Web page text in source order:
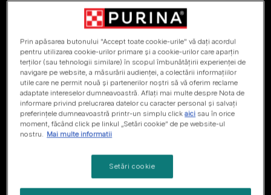
Prin apăsarea butonului "Accept toate cookie-urile" vă dați acordul
pentru utilizarea cookie-urilor primare și a cookie-urilor care aparțin
terților (sau tehnologii similare) în scopul îmbunătățirii experienței de
navigare pe website, a măsurării audienței, a colectării informațiilor
utile care ne permit nouă și partenerilor noștri să vă oferim reclame
adaptate intereselor dumneavoastră. Aflați mai multe despre Nota de
informare privind prelucrarea datelor cu caracter personal și salvați
preferințele dumneavoastră printr-un simplu clickaici sau în orice
moment, făcând click pe linkul „Setări cookie” de pe website-ul
nostru. Mai multe informatii
Setări cookie